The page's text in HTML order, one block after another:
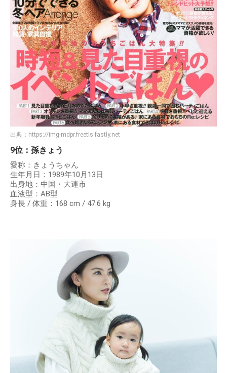
出典： https://img-mdpr.freetls.fastly.net
9位：孫きょう
愛称：きょうちゃん
生年月日：1989年10月13日
出身地：中国・大連市
血液型：AB型
身長 / 体重：168 cm / 47.6 kg